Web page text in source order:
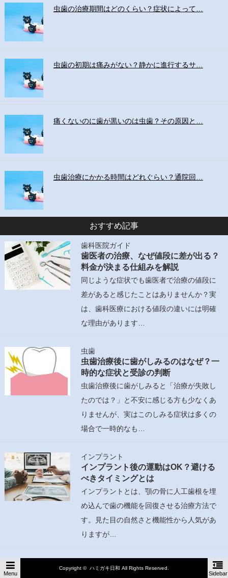
Menu Sidebar
虫歯の治療期間はどのくらい？症状によって…
虫歯の初期は痛みがない？静かに進行するサ…
痛くないのに歯が黒いのは虫歯？その原因と…
虫歯治療にかかる時間はどれぐらい？通院回…
おすすめ記事
歯科医院ガイド
歯医者の治療、なぜ値段に差が出る？
料金が決まる仕組みを解説
同じような症状でも歯医者で治療の値段に
差があると感じたことはありませんか？実
は、歯科医療における値段の違いには明確
な理由があります…
虫歯
虫歯治療後に歯がしみるのはなぜ？一
時的な症状と受診の判断
虫歯治療後に歯がしみると「治療が失敗し
たのでは？」と不安に感じる方も少なくあ
りませんが、実はこのしみる症状は多くの
場合で一時的なも…
インプラント
インプラント後の運動はOK？避ける
べきタイミングとは
インプラントとは、顎の骨に人工歯根を埋
め込んで歯の機能を回復させる治療方法で
す。見た目の自然さと機能性から人気があ
りますが…
Copyright © ハミガキ日和 All Rights Reserved.